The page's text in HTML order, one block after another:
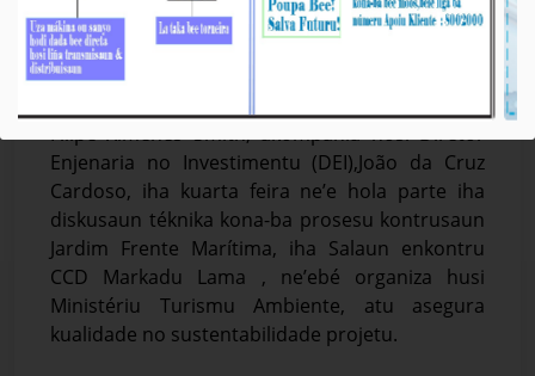
Média_BTL, E.P 22-Abril-2026
Dili, 22 Abril 2026 . Vise-Prezidente Komisaun
Filipe Ximenes Smith, akompania hosi Diretór
Enjenaria no Investimentu (DEI),João da Cruz
Cardoso, iha kuarta feira ne’e hola parte iha
diskusaun téknika kona-ba prosesu kontrusaun
Jardim Frente Marítima, iha Salaun enkontru
CCD Markadu Lama , ne’ebé organiza husi
Ministériu Turismu Ambiente, atu asegura
kualidade no sustentabilidade projetu.